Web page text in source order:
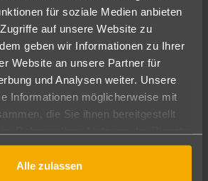
für soziale Medien anbieten
auf unsere Website zu
geben wir Informationen zu Ihrer
Website an unsere Partner für
und Analysen weiter. Unsere
Informationen möglicherweise mit
die Sie ihnen bereitgestellt
Alle zulassen
deinen Wünschen
Nur Hotel